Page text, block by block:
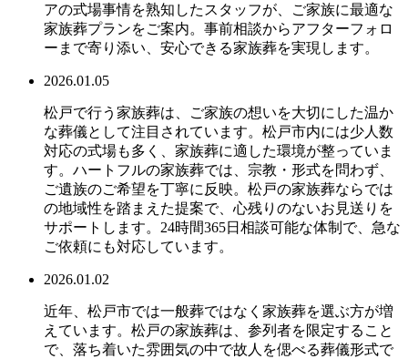
アの式場事情を熟知したスタッフが、ご家族に最適な
家族葬プランをご案内。事前相談からアフターフォロ
ーまで寄り添い、安心できる家族葬を実現します。
2026.01.05
松戸で行う家族葬は、ご家族の想いを大切にした温か
な葬儀として注目されています。松戸市内には少人数
対応の式場も多く、家族葬に適した環境が整っていま
す。ハートフルの家族葬では、宗教・形式を問わず、
ご遺族のご希望を丁寧に反映。松戸の家族葬ならでは
の地域性を踏まえた提案で、心残りのないお見送りを
サポートします。24時間365日相談可能な体制で、急な
ご依頼にも対応しています。
2026.01.02
近年、松戸市では一般葬ではなく家族葬を選ぶ方が増
えています。松戸の家族葬は、参列者を限定すること
で、落ち着いた雰囲気の中で故人を偲べる葬儀形式で